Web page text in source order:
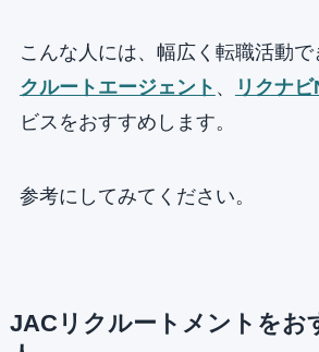
こんな人には、幅広く転職活動で
クルートエージェント 、 リクナ
ビスをおすすめします。
参考にしてみてください。
JACリクルートメントをお